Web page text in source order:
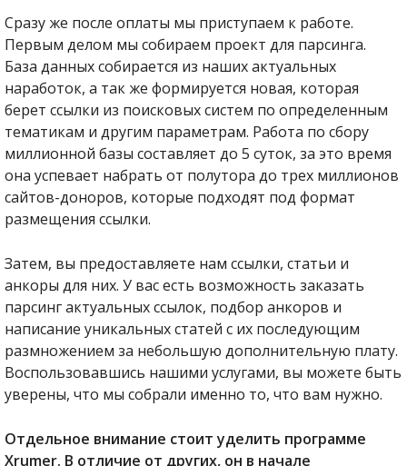
Сразу же после оплаты мы приступаем к работе.
Первым делом мы собираем проект для парсинга.
База данных собирается из наших актуальных
наработок, а так же формируется новая, которая
берет ссылки из поисковых систем по определенным
тематикам и другим параметрам. Работа по сбору
миллионной базы составляет до 5 суток, за это время
она успевает набрать от полутора до трех миллионов
сайтов-доноров, которые подходят под формат
размещения ссылки.
Затем, вы предоставляете нам ссылки, статьи и
анкоры для них. У вас есть возможность заказать
парсинг актуальных ссылок, подбор анкоров и
написание уникальных статей с их последующим
размножением за небольшую дополнительную плату.
Воспользовавшись нашими услугами, вы можете быть
уверены, что мы собрали именно то, что вам нужно.
Отдельное внимание стоит уделить программе
Xrumer. В отличие от других, он в начале